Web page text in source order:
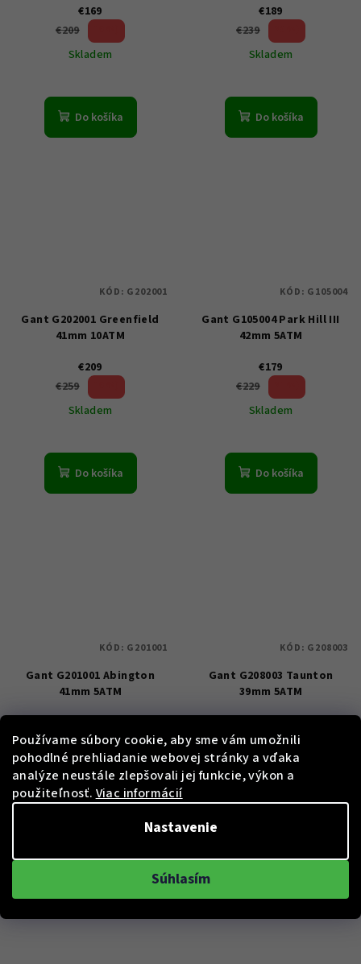
Používame súbory cookie, aby sme vám umožnili
pohodlné prehliadanie webovej stránky a vďaka
analýze neustále zlepšovali jej funkcie, výkon a
použiteľnosť. Viac informácií
Nastavenie
Súhlasím
€169
€209
Skladem
Do košíka
€189
€239
Skladem
Do košíka
Gant G202001 Greenfield
41mm 10ATM
€209
€259
Skladem
Do košíka
KÓD: G202001
Gant G105004 Park Hill III
42mm 5ATM
€179
€229
Skladem
Do košíka
KÓD: G105004
Gant G201001 Abington
41mm 5ATM
€189
21 %)
Skladem
KÓD: G201001
Gant G208003 Taunton
39mm 5ATM
€209
19 %)
Skladem
KÓD: G208003